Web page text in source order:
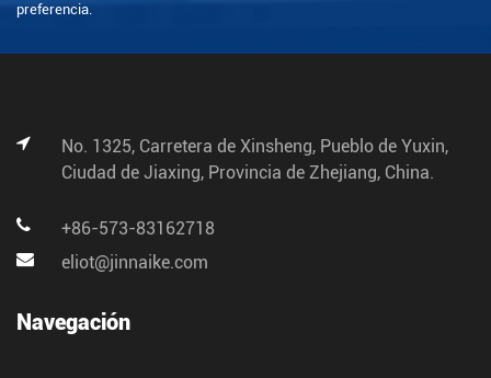
preferencia.
No. 1325, Carretera de Xinsheng, Pueblo de Yuxin,
Ciudad de Jiaxing, Provincia de Zhejiang, China.
+86-573-83162718
eliot@jinnaike.com
Navegación